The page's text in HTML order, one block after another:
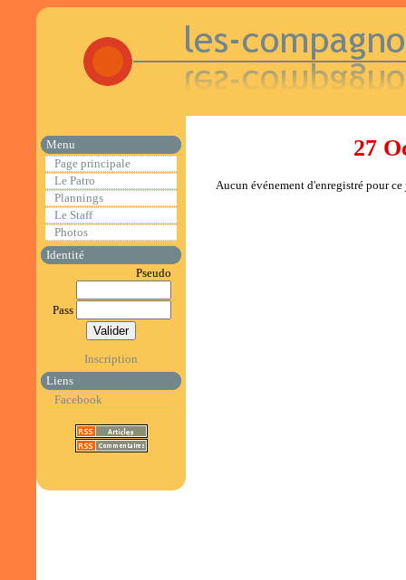
Menu
Page principale
Le Patro
Plannings
Le Staff
Photos
Identité
Pseudo
Pass
Inscription
Liens
Facebook
27
Aucun événement d'enregistré pour